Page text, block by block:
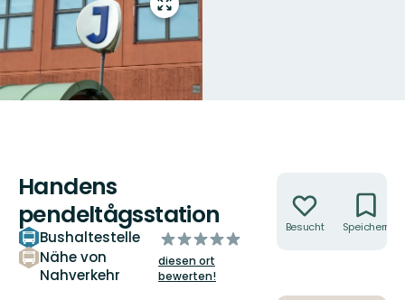
Vollbild
öffnen
Handens
pendeltågsstation
Bushaltestelle
Nähe von
Nahverkehr
von
5
Sternen
diesen ort
bewerten!
Besucht Speichern